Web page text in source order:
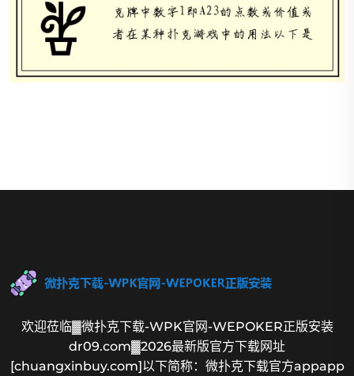
欢迎莅临▓微扑克下载-WPK官网-WEPOKER正版安装
dr09.com▓2026最新版官方下载网址
[chuangxinbuy.com]以下简称：微扑克下载官方appapp